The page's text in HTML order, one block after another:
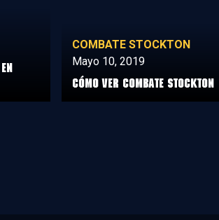
COMBATE STOCKTON
Mayo 10, 2019
Cómo ver Combate Stockton